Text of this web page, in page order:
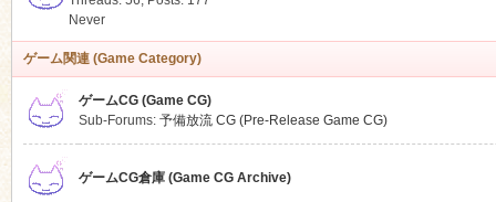
Never
ゲーム関連 (Game Category)
ゲームCG (Game CG)
Sub-Forums: 予備放流 CG (Pre-Release Game CG)
ゲームCG倉庫 (Game CG Archive)